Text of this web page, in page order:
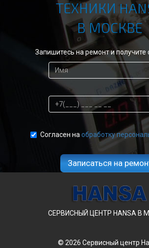
ТЕХНИКИ
В МОСКВЕ
Запишитесь на ремонт и получите
Согласен наобработку
Записаться на
СЕРВИСНЫЙ ЦЕНТР HANSA В
© 2026 Сервисный центр